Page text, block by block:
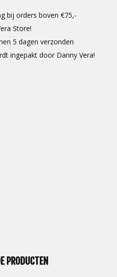
bij orders boven €75,-
Store!
5 dagen verzonden
ingepakt door Danny Vera!
PRODUCTEN